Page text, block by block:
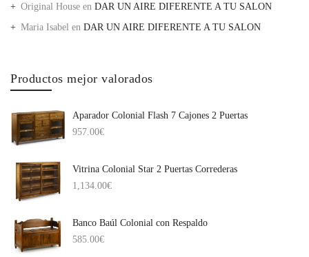
Original House en DAR UN AIRE DIFERENTE A TU SALON
Maria Isabel en DAR UN AIRE DIFERENTE A TU SALON
Productos mejor valorados
Aparador Colonial Flash 7 Cajones 2 Puertas
957.00€
Vitrina Colonial Star 2 Puertas Correderas
1,134.00€
Banco Baúl Colonial con Respaldo
585.00€